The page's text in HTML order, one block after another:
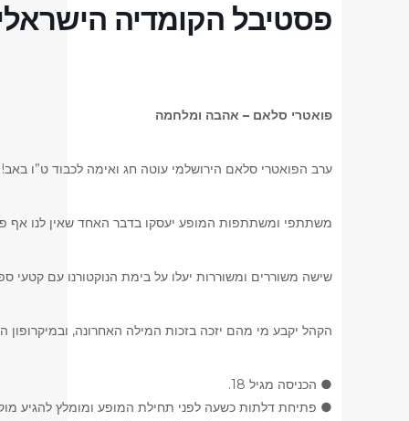
פסטיבל הקומדיה הישראלי
פואטרי סלאם – אהבה ומלחמה
ערב הפואטרי סלאם הירושלמי עוטה חג ואימה לכבוד ט”ו באב!
משתתפי ומשתתפות המופע יעסקו בדבר האחד שאין לנו אף
שישה משוררים ומשוררות יעלו על בימת הנוקטורנו עם קטעי
הקהל יקבע מי מהם יזכה בזכות המילה האחרונה, ובמיקרופון
● הכניסה מגיל 18.
● פתיחת דלתות כשעה לפני תחילת המופע ומומלץ להגיע